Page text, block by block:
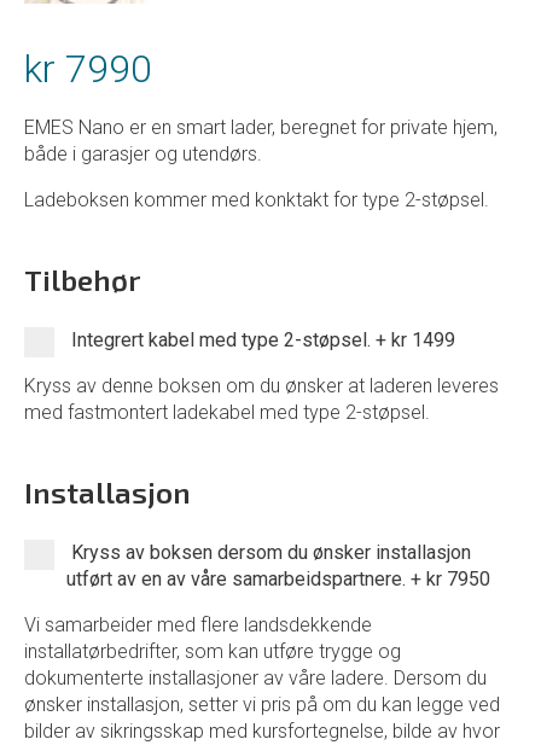
kr 7990
EMES Nano er en smart lader, beregnet for private hjem,
både i garasjer og utendørs.
Ladeboksen kommer med konktakt for type 2-støpsel.
Tilbehør
Integrert kabel med type 2-støpsel. + kr 1499
Kryss av denne boksen om du ønsker at laderen leveres
med fastmontert ladekabel med type 2-støpsel.
Installasjon
Kryss av boksen dersom du ønsker installasjon
utført av en av våre samarbeidspartnere. + kr 7950
Vi samarbeider med flere landsdekkende
installatørbedrifter, som kan utføre trygge og
dokumenterte installasjoner av våre ladere. Dersom du
ønsker installasjon, setter vi pris på om du kan legge ved
bilder av sikringsskap med kursfortegnelse, bilde av hvor